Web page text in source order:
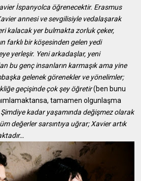
İspanyolca öğrenecektir. Erasmus
annesi ve sevgilisiyle vedalaşarak
kalacak yer bulmakta zorluk çeker,
farklı bir köşesinden gelen yedi
yerleşir. Yeni arkadaşlar, yeni
bu genç insanların karmaşık ama yine
gelenek görenekler ve yönelimler;
geçişinde çok şey öğretir(ben bunu
tamamen olgunlaşma
Şimdiye kadar yaşamında değişmez olarak
değerler sarsıntıya uğrar; Xavier artık